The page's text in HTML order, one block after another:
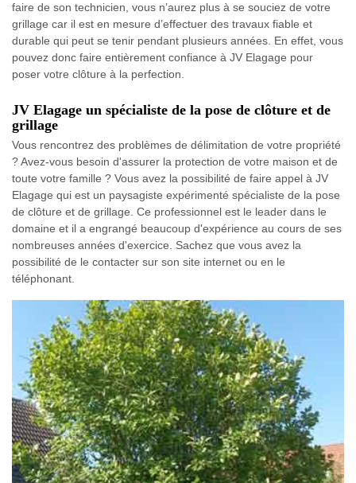
faire de son technicien, vous n’aurez plus à se souciez de votre
grillage car il est en mesure d’effectuer des travaux fiable et
durable qui peut se tenir pendant plusieurs années. En effet, vous
pouvez donc faire entièrement confiance à JV Elagage pour
poser votre clôture à la perfection.
JV Elagage un spécialiste de la pose de clôture et de
grillage
Vous rencontrez des problèmes de délimitation de votre propriété
? Avez-vous besoin d'assurer la protection de votre maison et de
toute votre famille ? Vous avez la possibilité de faire appel à JV
Elagage qui est un paysagiste expérimenté spécialiste de la pose
de clôture et de grillage. Ce professionnel est le leader dans le
domaine et il a engrangé beaucoup d'expérience au cours de ses
nombreuses années d'exercice. Sachez que vous avez la
possibilité de le contacter sur son site internet ou en le
téléphonant.